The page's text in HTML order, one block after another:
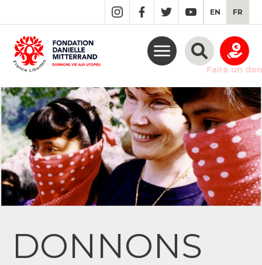
MAIN
CONTENT
EN FR
Faire un don
DONNONS